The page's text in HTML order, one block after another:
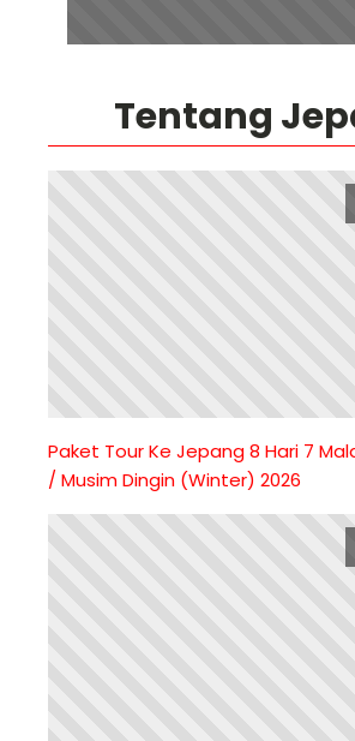
Tentang
Paket Tour Ke Jepang 8 Hari 7
/ Musim Dingin (Winter) 2026